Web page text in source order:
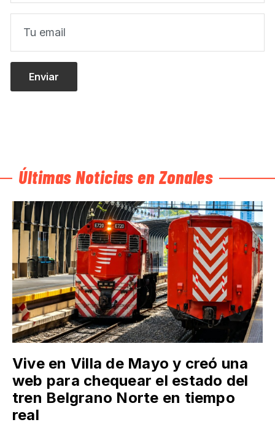
Últimas Noticias en Zonales
Vive en Villa de Mayo y creó una
web para chequear el estado del
tren Belgrano Norte en tiempo
real